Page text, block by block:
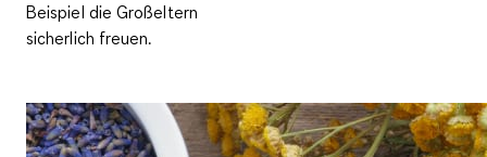
Beispiel die Großeltern
sicherlich freuen.